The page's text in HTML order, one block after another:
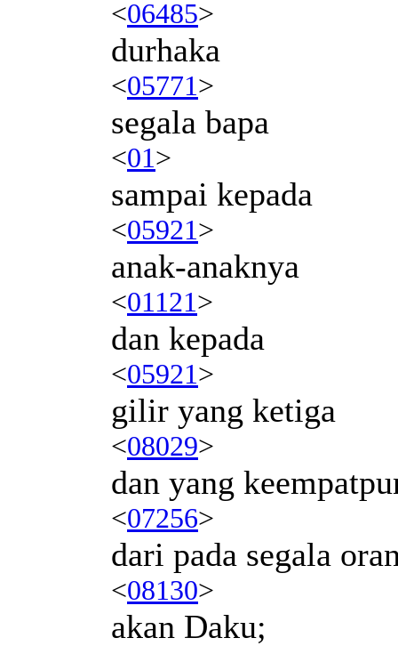
<06485>
durhaka
<05771>
segala bapa
<01>
sampai kepada
<05921>
anak-anaknya
<01121>
dan kepada
<05921>
gilir yang ketiga
<08029>
dan yang
<07256>
dari pada segala
<08130>
akan Daku;